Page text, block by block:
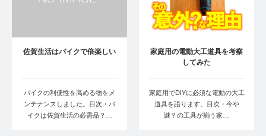
佐賀生活はバイクで倍楽しい
バイクの利便性を高める物をメ
ンテナンスしました。目次・バ
イクは佐賀生活の必需品？…
家庭用の電動大工道具を考察
してみた
家庭用でDIYに必須な電動の大工
道具を語ります。目次・今や
謎？の工具が揃う家…